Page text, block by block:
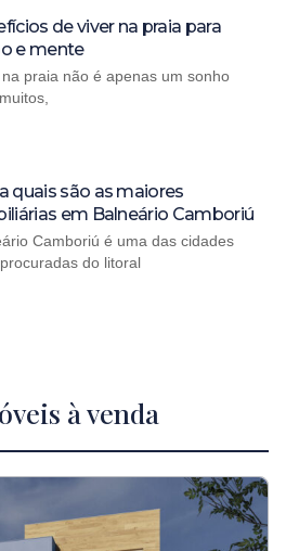
de viver na praia para
e mente
praia não é apenas um sonho
quais são as maiores
em Balneário Camboriú
Camboriú é uma das cidades
do litoral
à venda